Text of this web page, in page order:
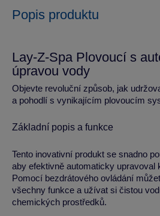
Popis produktu
Lay-Z-Spa Plovoucí s
úpravou vody
Objevte revoluční způsob, jak
a pohodlí s vynikajícím plovoucím
Základní popis a funkce
Tento inovativní produkt se snadno
aby efektivně automaticky upravoval
Pomocí bezdrátového ovládání
všechny funkce a užívat si čistou
chemických prostředků.